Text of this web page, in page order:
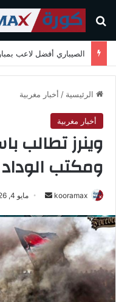
بحث عن
الرئيسية / أخبار مغربية
أخبار مغربية
وينرز تطالب
ومكتب الوداد
kooramax
ل
ب
ر
د
مايو 4, 2026